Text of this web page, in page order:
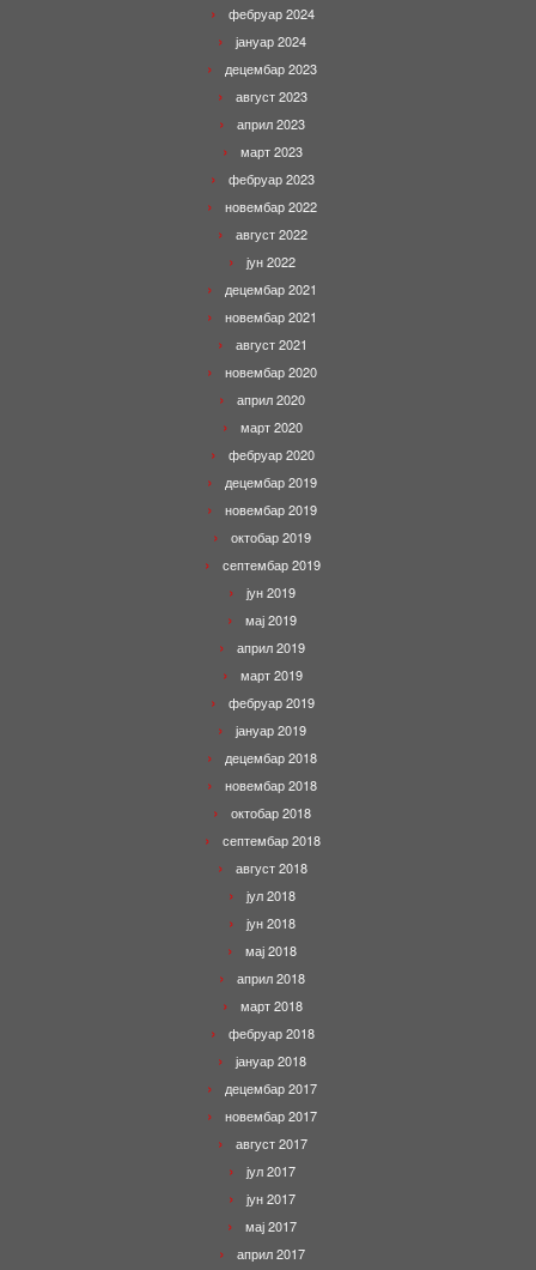
фебруар 2024
јануар 2024
децембар 2023
август 2023
април 2023
март 2023
фебруар 2023
новембар 2022
август 2022
јун 2022
децембар 2021
новембар 2021
август 2021
новембар 2020
април 2020
март 2020
фебруар 2020
децембар 2019
новембар 2019
октобар 2019
септембар 2019
јун 2019
мај 2019
април 2019
март 2019
фебруар 2019
јануар 2019
децембар 2018
новембар 2018
октобар 2018
септембар 2018
август 2018
јул 2018
јун 2018
мај 2018
април 2018
март 2018
фебруар 2018
јануар 2018
децембар 2017
новембар 2017
август 2017
јул 2017
јун 2017
мај 2017
април 2017